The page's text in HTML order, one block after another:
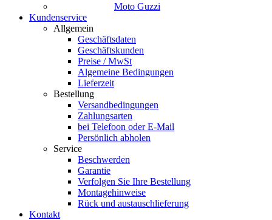
Moto Guzzi
Kundenservice
Allgemein
Geschäftsdaten
Geschäftskunden
Preise / MwSt
Algemeine Bedingungen
Lieferzeit
Bestellung
Versandbedingungen
Zahlungsarten
bei Telefoon oder E-Mail
Persönlich abholen
Service
Beschwerden
Garantie
Verfolgen Sie Ihre Bestellung
Montagehinweise
Rück und austauschlieferung
Kontakt